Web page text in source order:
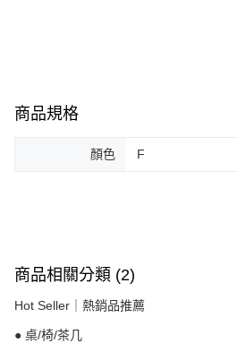
商品規格
顏色 F
商品相關分類 (2)
Hot Seller｜熱銷品推薦
● 桌/椅/茶几